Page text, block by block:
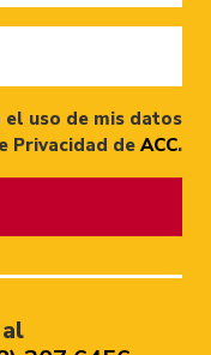
uso de mis datos
Privacidad deACC.